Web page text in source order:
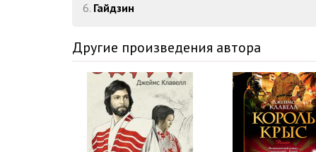
6. Гайдзин
Другие произведения автора